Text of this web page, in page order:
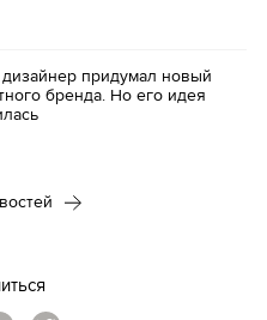
придумал новый
бренда. Но его идея